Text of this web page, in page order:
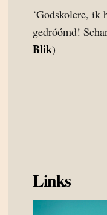
‘Godskolere, ik
gedróómd!
Blik)
Links